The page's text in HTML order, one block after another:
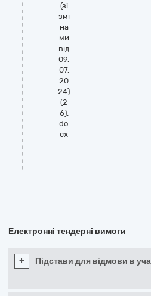
(зі
змі
на
ми
від
09.
07.
20
24)
(2
6).
do
cx
Електронні тендерні вимоги
+ Підстави для відмови в